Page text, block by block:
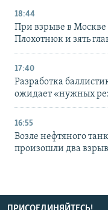
18:44
При взрыве в
Плохотнюк и зять
17:40
Разработка
ожидает «нужных
16:55
Возле нефтяного
произошли два